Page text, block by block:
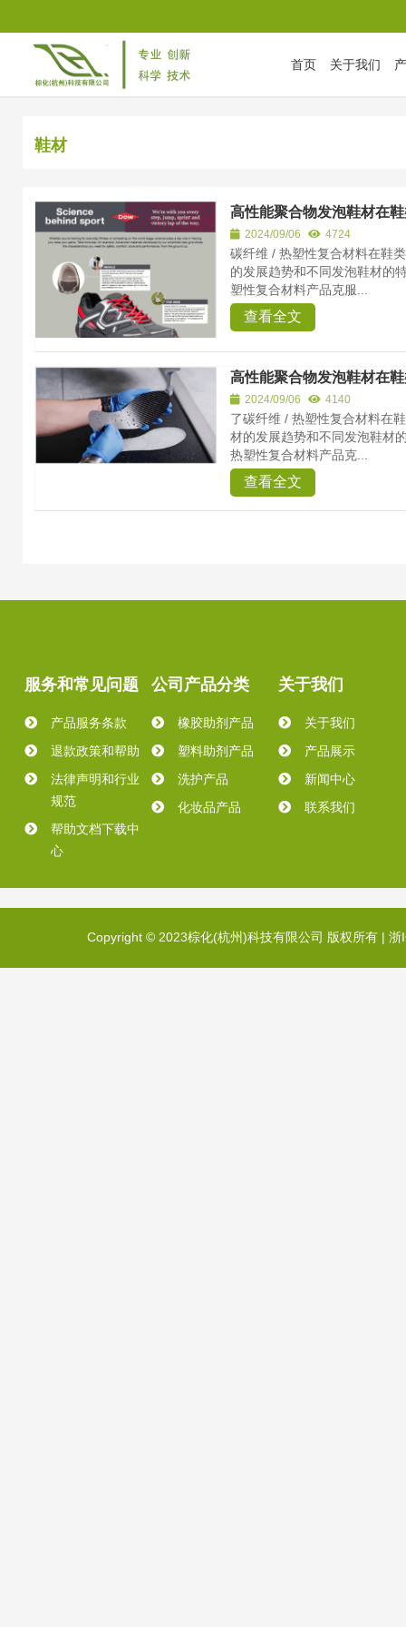
首页 关于我们
首页/Tag Archives: 鞋材
鞋材
高性能聚合物发泡鞋材在
2024/09/06 4724
碳纤维 / 热塑性复合材料在鞋
的发展趋势和不同发泡鞋材的
塑性复合材料产品克服...
查看全文
高性能聚合物发泡鞋材在
2024/09/06 4140
了碳纤维 / 热塑性复合材料在
材的发展趋势和不同发泡鞋材
热塑性复合材料产品克...
查看全文
服务和常见问题
产品服务条款
退款政策和帮助
法律声明和行业
规范
帮助文档下载中
心
公司产品分类
橡胶助剂产品
塑料助剂产品
洗护产品
化妆品产品
关于我们
关于我们
产品展示
新闻中心
联系我们
Copyright © 2023棕化(杭州)科技有限公司 版权所有 | 浙